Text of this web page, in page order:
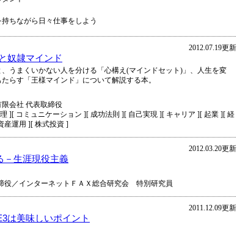
ちながら日々仕事をしよう
2012.07.19更新
奴隷マインド
うまくいかない人を分ける「心構え(マインドセット)」、人生を変
らす「王様マインド」について解説する本。
会社 代表取締役
][ コミュニケーション ][ 成功法則 ][ 自己実現 ][ キャリア ][ 起業 ][ 経
産運用 ][ 株式投資 ]
2012.03.20更新
－生涯現役主義
／インターネットＦＡＸ総合研究会 特別研究員
2011.12.09更新
は美味しいポイント